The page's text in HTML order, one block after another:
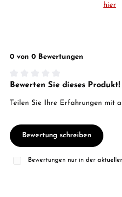
hier
0 von 0 Bewertungen
Durchschnittliche Bewertung von
Bewerten Sie dieses Produkt!
Teilen Sie Ihre Erfahrungen mit
Bewertung schreiben
Bewertungen nur in der